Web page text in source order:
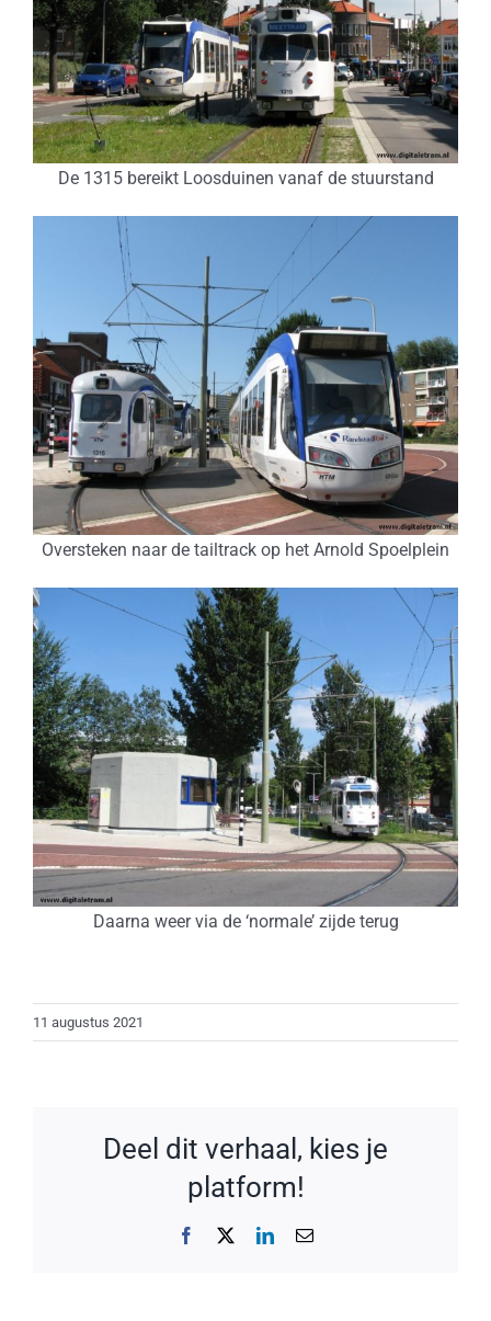
De 1315 bereikt Loosduinen vanaf de stuurstand
Oversteken naar de tailtrack op het Arnold Spoelplein
Daarna weer via de ‘normale’ zijde terug
11 augustus 2021
Deel dit verhaal, kies je
platform!
Facebook LinkedIn
E-